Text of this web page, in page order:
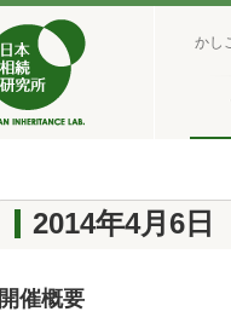
かし
2014年4月6
開催概要